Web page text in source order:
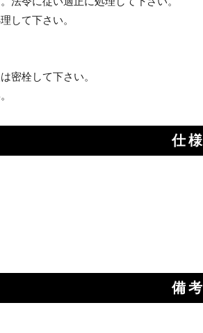
して下さい。
密栓して下さい。
仕様
備考